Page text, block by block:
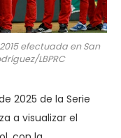
efectuada en San
LBPRC
2025 de la Serie
a visualizar el